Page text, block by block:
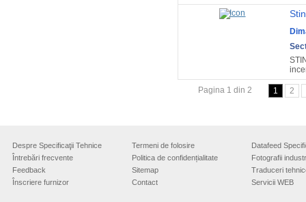
Pagina 1 din 2 1 2
Despre Specificaţii Tehnice
Întrebări frecvente
Feedback
Înscriere furnizor
Termeni de folosire
Politica de confidențialitate
Sitemap
Contact
Datafeed
Fotografii
Traduceri
Servicii WEB